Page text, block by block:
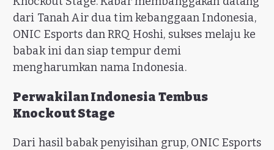
dari Tanah Air dua tim kebanggaan Indonesia,
ONIC Esports dan RRQ Hoshi, sukses melaju ke
babak ini dan siap tempur demi
mengharumkan nama Indonesia.
Perwakilan Indonesia Tembus
Knockout Stage
Dari hasil babak penyisihan grup, ONIC Esports